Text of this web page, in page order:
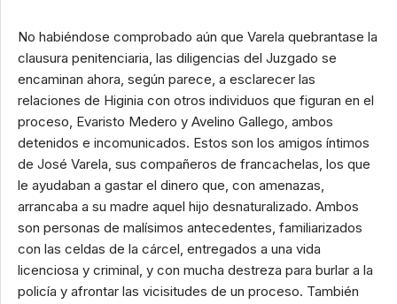
No habiéndose comprobado aún que Varela quebrantase la
clausura penitenciaria, las diligencias del Juzgado se
encaminan ahora, según parece, a esclarecer las
relaciones de Higinia con otros individuos que figuran en el
proceso, Evaristo Medero y Avelino Gallego, ambos
detenidos e incomunicados. Estos son los amigos íntimos
de José Varela, sus compañeros de francachelas, los que
le ayudaban a gastar el dinero que, con amenazas,
arrancaba a su madre aquel hijo desnaturalizado. Ambos
son personas de malísimos antecedentes, familiarizados
con las celdas de la cárcel, entregados a una vida
licenciosa y criminal, y con mucha destreza para burlar a la
policía y afrontar las vicisitudes de un proceso. También